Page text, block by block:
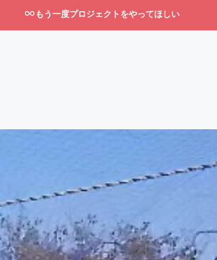
もう一度プロジェクトをやってほしい